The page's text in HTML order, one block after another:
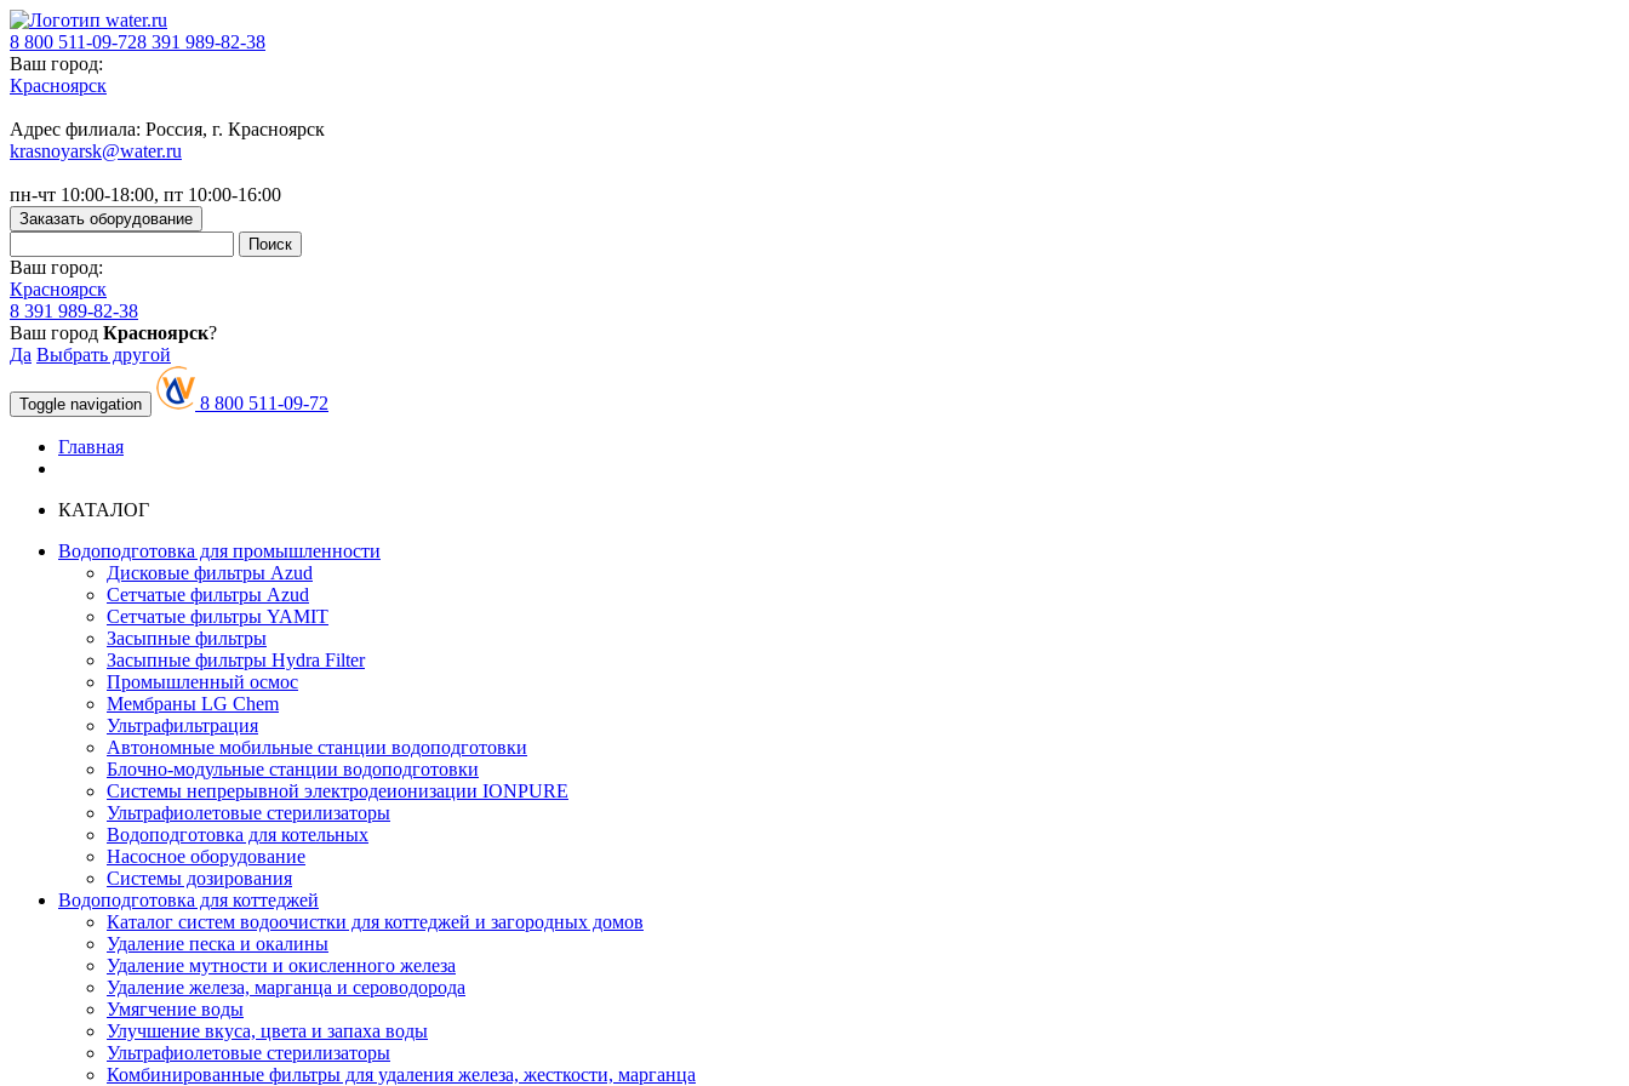
8 800 511-09-728 391 989-82-38
Ваш город:
Красноярск
Адрес филиала: Россия, г. Красноярск
krasnoyarsk@water.ru
пн-чт 10:00-18:00, пт 10:00-16:00
Заказать оборудование
Ваш город:
Красноярск
8 391 989-82-38
Ваш город Красноярск?
Да Выбрать другой
Toggle navigation 8 800 511-09-72
Главная
КАТАЛОГ
Водоподготовка для промышленности
Дисковые фильтры Azud
Сетчатые фильтры Azud
Сетчатые фильтры YAMIT
Засыпные фильтры
Засыпные фильтры Hydra Filter
Промышленный осмос
Мембраны LG Chem
Ультрафильтрация
Автономные мобильные станции водоподготовки
Блочно-модульные станции водоподготовки
Системы непрерывной электродеионизации IONPURE
Ультрафиолетовые стерилизаторы
Водоподготовка для котельных
Насосное оборудование
Системы дозирования
Водоподготовка для коттеджей
Каталог систем водоочистки для коттеджей и загородных домов
Удаление песка и окалины
Удаление мутности и окисленного железа
Удаление железа, марганца и сероводорода
Умягчение воды
Улучшение вкуса, цвета и запаха воды
Ультрафиолетовые стерилизаторы
Комбинированные фильтры для удаления железа, жесткости, марганца